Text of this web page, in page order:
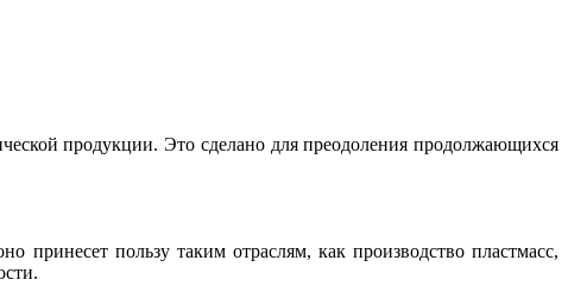
продукции. Это сделано для преодоления продолжающихся
пользу таким отраслям, как производство пластмасс,